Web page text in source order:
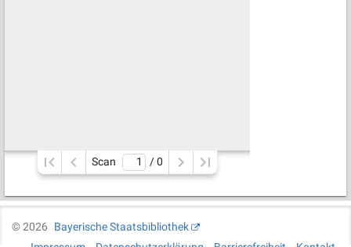
Scan / 0
©2026
Bayerische Staatsbibliothek